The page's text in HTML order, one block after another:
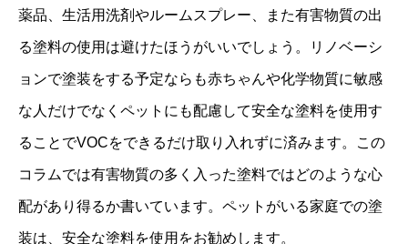
薬品、生活用洗剤やルームスプレー、また有害物質の出
る塗料の使用は避けたほうがいいでしょう。リノベーシ
ョンで塗装をする予定ならも赤ちゃんや化学物質に敏感
な人だけでなくペットにも配慮して安全な塗料を使用す
ることでVOCをできるだけ取り入れずに済みます。この
コラムでは有害物質の多く入った塗料ではどのような心
配があり得るか書いています。ペットがいる家庭での塗
装は、安全な塗料を使用をお勧めします。